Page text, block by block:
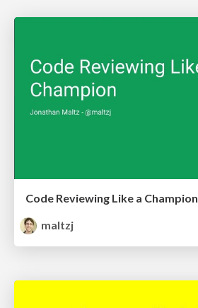
Code Reviewing Like a Champion
maltzj